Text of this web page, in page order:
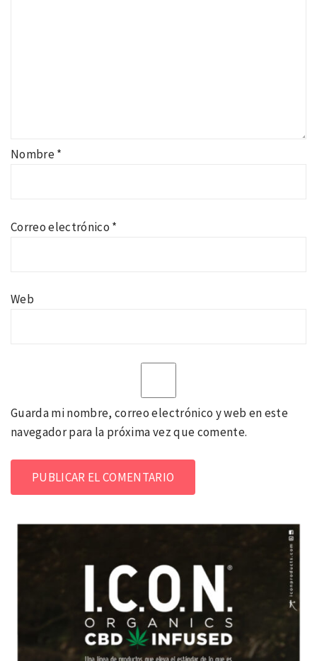
Nombre*
Correo electrónico *
Web
Guarda mi nombre, correo electrónico y web en este
navegador para la próxima vez que comente.